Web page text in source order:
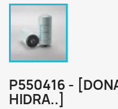
P550416 -
HIDRA..]